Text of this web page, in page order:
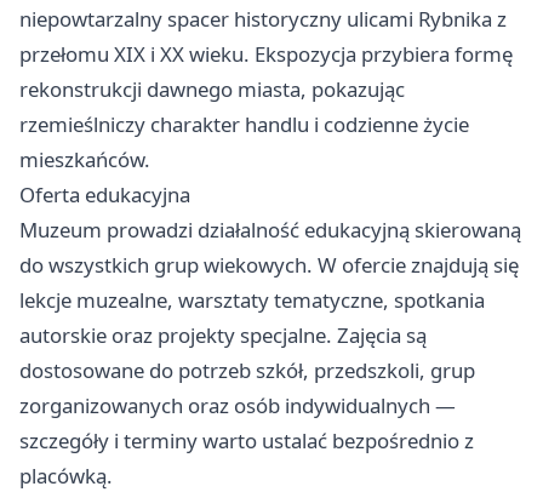
niepowtarzalny spacer historyczny ulicami Rybnika z
przełomu XIX i XX wieku. Ekspozycja przybiera formę
rekonstrukcji dawnego miasta, pokazując
rzemieślniczy charakter handlu i codzienne życie
mieszkańców.
Oferta edukacyjna
Muzeum prowadzi działalność edukacyjną skierowaną
do wszystkich grup wiekowych. W ofercie znajdują się
lekcje muzealne, warsztaty tematyczne, spotkania
autorskie oraz projekty specjalne. Zajęcia są
dostosowane do potrzeb szkół, przedszkoli, grup
zorganizowanych oraz osób indywidualnych —
szczegóły i terminy warto ustalać bezpośrednio z
placówką.